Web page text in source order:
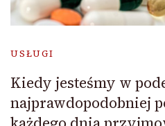
USŁUGI
Kiedy jesteśmy w
najprawdopodobniej